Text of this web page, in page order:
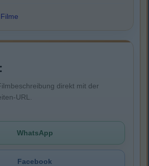
direkt mit der
URL.
WhatsApp
Facebook